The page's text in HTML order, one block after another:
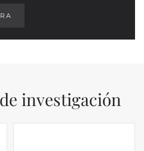
investigación